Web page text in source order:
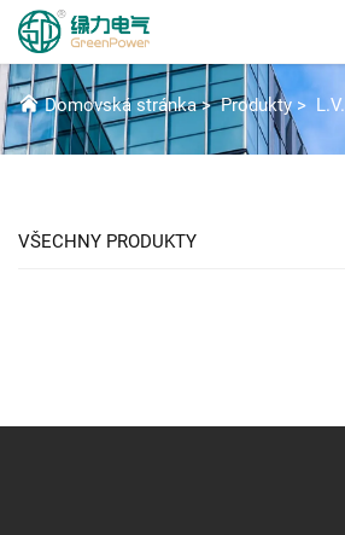
Produkty
SIVACON 8PT
Domovská stránka>Produkty >
VŠECHNY PRODUKTY